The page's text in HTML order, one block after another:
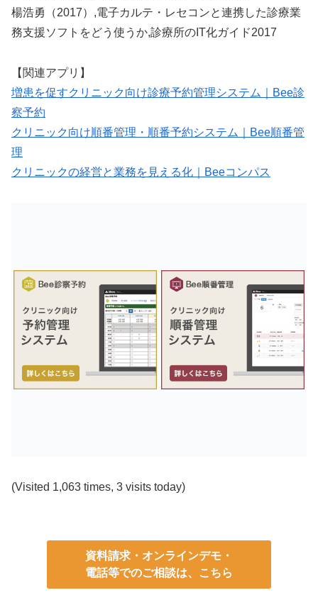
楊浩勇（2017）,電子カルテ・レセコンと連携した診療業
務支援ソフトをどう使うか,診療所のIT化ガイド2017
【関連アプリ】
増患を促すクリニック向け診療予約管理システム｜Bee診
察予約
クリニック向け順番管理・順番予約システム｜Bee順番管
理
クリニックの経営と業務を見える化｜Beeコンパス
(Visited 1,063 times, 3 visits today)
資料請求・オンラインデモ・
電話等でのご相談は、こちら